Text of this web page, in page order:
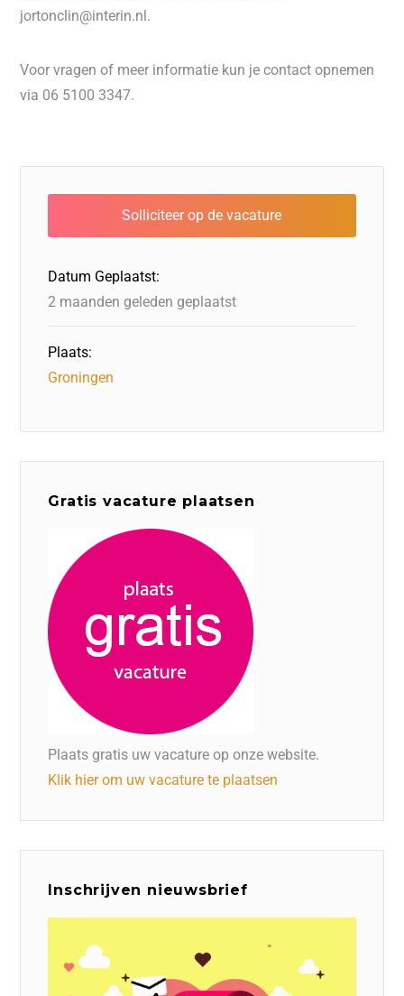
jortonclin@interin.nl.
Voor vragen of meer informatie kun je contact opnemen
via 06 5100 3347.
Datum Geplaatst:
2 maanden geleden geplaatst
Plaats:
Groningen
Gratis vacature plaatsen
Plaats gratis uw vacature op onze website.
Klik hier om uw vacature te plaatsen
Inschrijven nieuwsbrief